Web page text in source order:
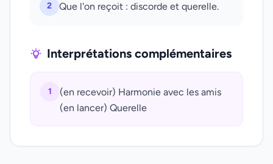
2 Que l'on reçoit : discorde et querelle.
Interprétations complémentaires
1
(en recevoir) Harmonie avec les amis
(en lancer) Querelle